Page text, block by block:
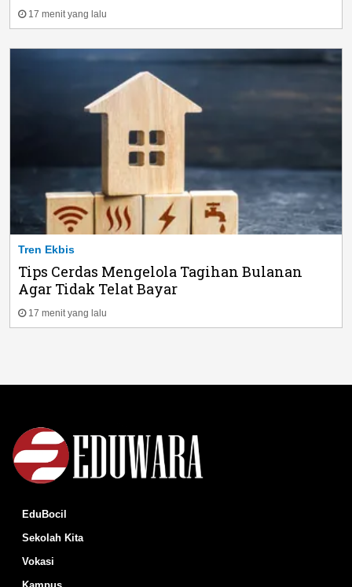
17 menit yang lalu
Tren Ekbis
Tips Cerdas Mengelola Tagihan Bulanan
Agar Tidak Telat Bayar
17 menit yang lalu
EduBocil
Sekolah Kita
Vokasi